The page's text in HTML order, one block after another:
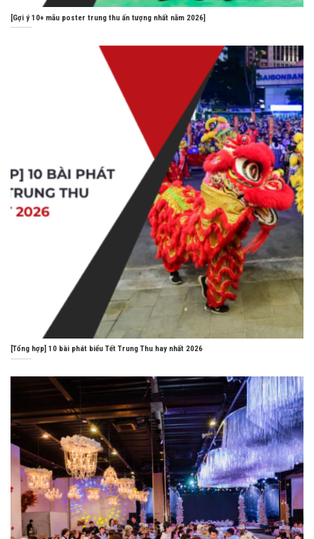
[Gợi ý 10+ mẫu poster trung thu ấn tượng nhất năm 2026]
[Tổng hợp] 10 bài phát biểu Tết Trung Thu hay nhất 2026